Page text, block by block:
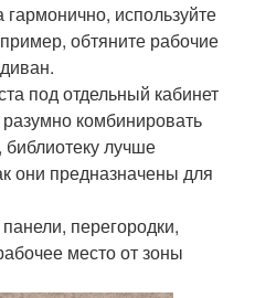
используйте
обтяните рабочие
под отдельный кабинет
комбинировать
лучше
они предназначены для
перегородки,
место от зоны